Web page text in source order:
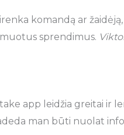
komandą ar
sprendimus.
app leidžia greitai ir
man būti nuolat